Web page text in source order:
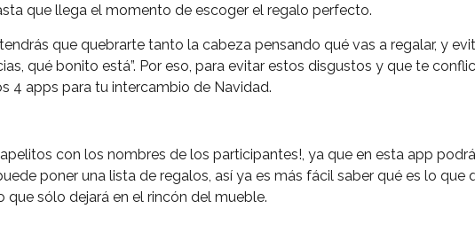
que llega el momento de escoger el regalo perfecto.
que quebrarte tanto la cabeza pensando qué vas a regalar, y
qué bonito está”. Por eso, para evitar estos disgustos y que te
4 apps para tu intercambio de Navidad.
con los nombres de los participantes!, ya que en esta app
poner una lista de regalos, así ya es más fácil saber qué es lo que
que sólo dejará en el rincón del mueble.